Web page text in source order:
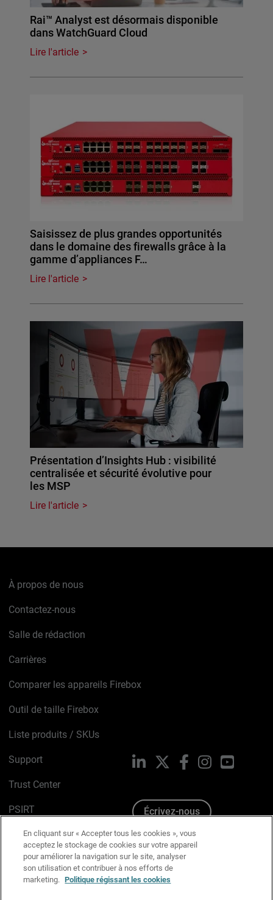
Rai™ Analyst est désormais disponible
dans WatchGuard Cloud
Lire l'article
Saisissez de plus grandes opportunités
dans le domaine des firewalls grâce à la
gamme d’appliances F…
Lire l'article
Présentation d’Insights Hub : visibilité
centralisée et sécurité évolutive pour
les MSP
Lire l'article
À propos de nous
Contactez-nous
Salle de rédaction
Carrières
Comparer les appareils Firebox
Outil de taille Firebox
Liste produits / SKUs
Support
Trust Center
PSIRT
Avis sur les cookies
Politique de confidentialité
Charte Graphique
LinkedIn FacebookInstagramYouTube
Écrivez-nous
En cliquant sur « Accepter tous les cookies », vous
acceptez le stockage de cookies sur votre appareil
pour améliorer la navigation sur le site, analyser
son utilisation et contribuer à nos efforts de
marketing. Politique régissant les cookies